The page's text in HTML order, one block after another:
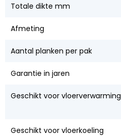
Totale dikte mm
Afmeting
Aantal planken per pak
Garantie in jaren
Geschikt voor vloerverwarming
Geschikt voor vloerkoeling